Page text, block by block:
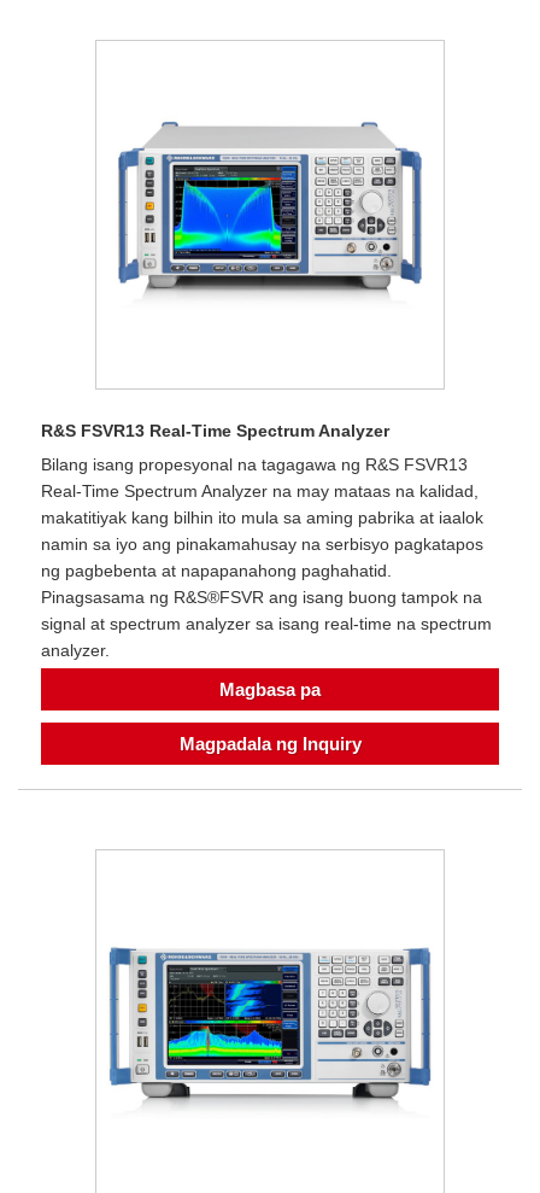
R&S FSVR13 Real-Time Spectrum Analyzer
Bilang isang propesyonal na tagagawa ng R&S FSVR13
Real-Time Spectrum Analyzer na may mataas na kalidad,
makatitiyak kang bilhin ito mula sa aming pabrika at iaalok
namin sa iyo ang pinakamahusay na serbisyo pagkatapos
ng pagbebenta at napapanahong paghahatid.
Pinagsasama ng R&S®FSVR ang isang buong tampok na
signal at spectrum analyzer sa isang real-time na spectrum
analyzer.
Magbasa pa
Magpadala ng Inquiry